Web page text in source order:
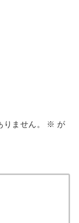
ません。 ※ が